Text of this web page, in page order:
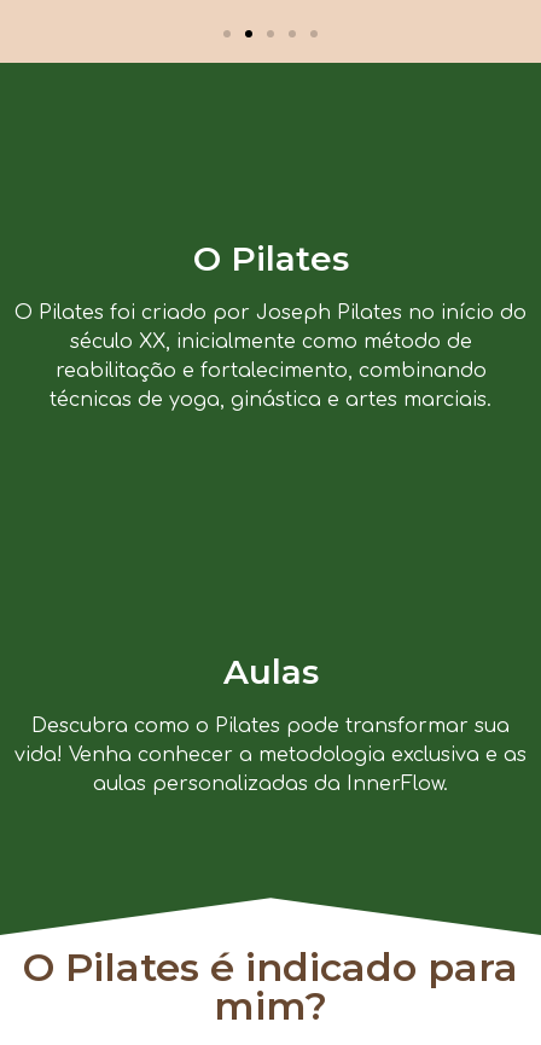
O Pilates
O Pilates foi criado por Joseph Pilates no início do
século XX, inicialmente como método de
reabilitação e fortalecimento, combinando
técnicas de yoga, ginástica e artes marciais.
Aulas
Descubra como o Pilates pode transformar sua
vida! Venha conhecer a metodologia exclusiva e as
aulas personalizadas da InnerFlow.
O Pilates é indicado para
mim?